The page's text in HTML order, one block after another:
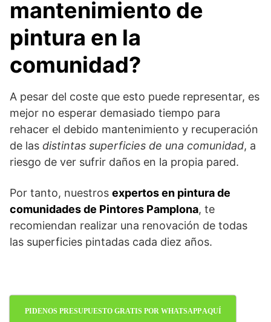
mantenimiento de
pintura en la
comunidad?
A pesar del coste que esto puede representar, es
mejor no esperar demasiado tiempo para
rehacer el debido mantenimiento y recuperación
de las distintas superficies de una comunidad, a
riesgo de ver sufrir daños en la propia pared.
Por tanto, nuestros expertos en pintura de
comunidades de Pintores Pamplona, te
recomiendan realizar una renovación de todas
las superficies pintadas cada diez años.
PIDENOS PRESUPUESTO GRATIS POR WHATSAPP AQUÍ